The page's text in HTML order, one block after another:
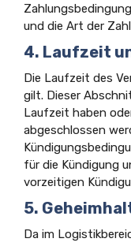
und die Art der
4. Laufzeit
Die Laufzeit des
gilt. Dieser
Laufzeit haben
abgeschlossen
für die Kündigung
vorzeitigen
5.
Da im